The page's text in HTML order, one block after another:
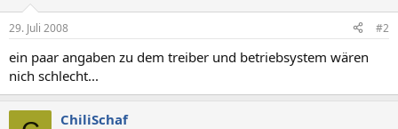
29. Juli 2008 #2
ein paar angaben zu dem treiber und betriebsystem wären
nich schlecht...
ChiliSchaf